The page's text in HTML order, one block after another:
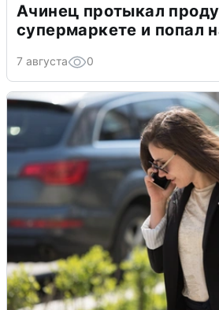
Ачинец протыкал
супермаркете и попал
7 августа 0